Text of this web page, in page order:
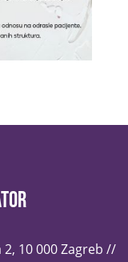
10 000 Zagreb //